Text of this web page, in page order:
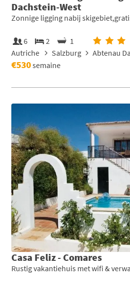
Dachstein-West
Zonnige ligging nabij
6 2
1
Autriche
Salzburg Abtenau
€530semaine
Casa Feliz - Comares
Rustig vakantiehuis met wifi &